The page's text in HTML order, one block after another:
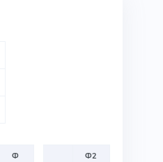
Ф
Ф2